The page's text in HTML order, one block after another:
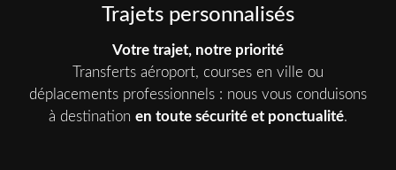
Trajets personnalisés
Votre trajet, notre priorité
Transferts aéroport, courses en ville ou
déplacements professionnels : nous vous conduisons
à destination en toute sécurité et ponctualité.